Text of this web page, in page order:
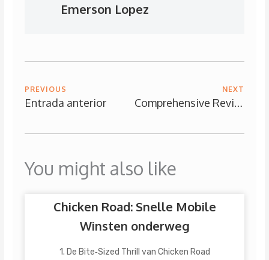
Emerson Lopez
PREVIOUS
Entrada anterior
NEXT
Comprehensive Review of Jettbet Casino: A New Horizon in Online Gaming
You might also like
Chicken Road: Snelle Mobile
Winsten onderweg
1. De Bite‑Sized Thrill van Chicken Road